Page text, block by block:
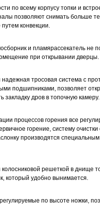
по всему корпусу топки и
позволяют снимать больше
конвекции.
и пламярассекатель не
при открывании дверцы.
тросовая система с
подшипниками, позволяет
закладку дров в топочную камеру.
процессов горения все
горение, систему
производятся
колосниковой решеткой в днище
который удобно вынимается.
по высоте ножки,